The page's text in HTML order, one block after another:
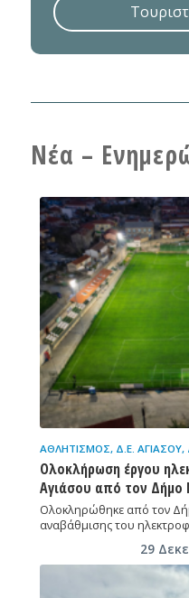
Νέα –
ΑΘΛΗΤΙΣΜΌΣ, Δ.Ε. ΑΓΙΆΣΟΥ,
Ολοκλήρωση έργου
Αγιάσου από τον Δήμο
Ολοκληρώθηκε από τον
αναβάθμισης του
29